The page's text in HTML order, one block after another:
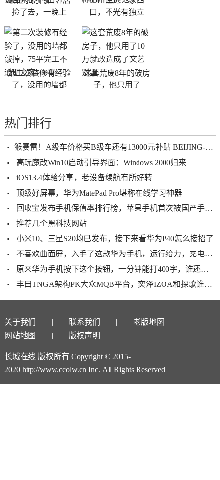
捡了去，一晚上
口，不光有独立
第二次装修有经验
了，没用的墙都
这套荒废8年的破房
子，他只用了
热门排行
​猴赛雷！A级车价格买B级车还有13000元补贴 BEIJING-U7介绍畀你
高玩魔改Win10启动引导界面：Windows 2000归来
iOS13.4体验分享，老设备续航有所好转
顶级好屏幕，华为MatePad Pro堪称在线学习神器
回收宝发布手机保值率排行榜，苹果手机首次被国产手机超越
推荐几个黑科技网站
小米10、三星S20均已发布，接下来看华为P40怎么接招了
不喜欢曲面屏，入手了这款华为手机，运行给力，充电还比苹果快
原来华为手机按下这个按钮，一分钟能打400字，谁还敢说你打字慢
丰田TNGA架构PK大众MQB平台，奕泽IZOA和探歌谁更值得买？
关于我们 联系我们
老版地图
网站地图
版权声明
长城在线 版权所有 Copyright © 2015-
2020 http://www.ccolw.cn Inc. All Rights Reserved